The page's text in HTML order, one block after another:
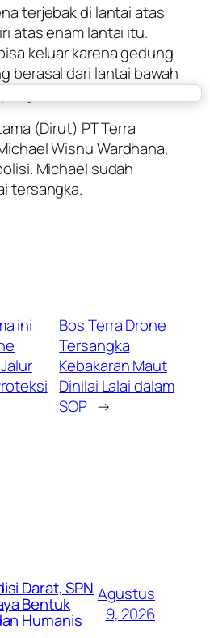
terjebak di lantai atas
atas enam lantai itu.
keluar karena gedung
berasal dari lantai bawah
minim.
(Dirut) PT Terra
Wisnu Wardhana,
Michael sudah
tersangka.
ini
Bos Terra Drone
Tersangka
Kebakaran Maut
Dinilai Lalai dalam
SOP →
Darat, SPN
Bentuk
Humanis
Agustus
9, 2026